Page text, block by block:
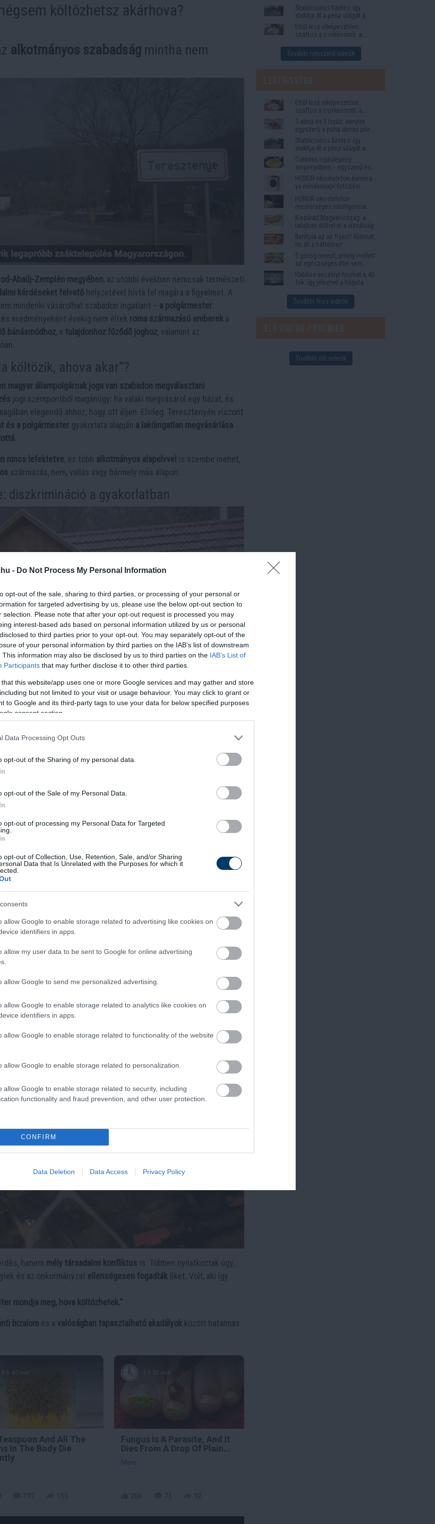
- Do Not Process My Personal Information
opt-out of the sale, sharing to third parties, or processing of your personal or
for targeted advertising by us, please use the below opt-out section to
selection. Please note that after your opt-out request is processed you may
interest-based ads based on personal information utilized by us or personal
to third parties prior to your opt-out. You may separately opt-out of the
of your personal information by third parties on the IAB’s list of downstream
This information may also be disclosed by us to third parties on the IAB’s List of
Participants that may further disclose it to other third parties.
that this website/app uses one or more Google services and may gather and store
but not limited to your visit or usage behaviour. You may click to grant or
to Google and its third-party tags to use your data for below specified purposes
consent section.
Data Processing Opt Outs
opt-out of the Sharing of my personal data.
opt-out of the Sale of my Personal Data.
opt-out of processing my Personal Data for Targeted
opt-out of Collection, Use, Retention, Sale, and/or Sharing
Data that Is Unrelated with the Purposes for which it
allow Google to enable storage related to advertising like cookies on
identifiers in apps.
allow my user data to be sent to Google for online advertising
allow Google to send me personalized advertising.
allow Google to enable storage related to analytics like cookies on
identifiers in apps.
allow Google to enable storage related to functionality of the website
allow Google to enable storage related to personalization.
allow Google to enable storage related to security, including
functionality and fraud prevention, and other user protection.
CONFIRM
Data Deletion Data Access Privacy Policy
költözhetsz akárhova?
alkotmányos szabadság mintha nem
Abaúj-Zemplén megyében, az utóbbi években nemcsak természeti
kérdéseket felvető helyzetével hívta fel magára a figyelmet. A
mindenki vásárolhat szabadon ingatlant – a polgármester
eredményeként évekig nem éltek roma származású emberek a
bánásmódhoz, a tulajdonhoz fűződő joghoz, valamint az
költözik, ahova akar”?
magyar állampolgárnak joga van szabadon megválasztani
jogi szempontból magánügy: ha valaki megvásárol egy házat, és
elegendő ahhoz, hogy ott éljen. Elvileg. Teresztenyén viszont
és a polgármester gyakorlata alapján a lakóingatlan megvásárlása
nincs lefektetve, és több alkotmányos alapelvvel is szembe mehet,
származás, nem, vallás vagy bármely más alapon.
diszkrimináció a gyakorlatban
. Ez több kérdést is felvet:
hogy
ebben a helyzetben?
való jogot
úgy vélik: az, hogy egy önkormányzat vagy egy polgármester
, mársúlyos jogsértéslehet.
a közösség megváltozzon" típusú érvek gyakranburkolt
már léteznek jogorvoslati lehetőségek. Ilyen esetekben az
Alapvető
Hatóság
hanem mély társadalmi konfliktus is. Többen nyilatkoztak úgy,
és az önkormányzat ellenségesen fogadták őket. Volt, aki így
mondja meg, hova költözhetek.”
bizalom és a valóságban tapasztalható akadályok között hatalmas
8 h 45 min
And All The
In The Body Die
1 h 52 min
Fungus Is A Parasite, And It
Dies From A Drop Of Plain...
More
igények
Stabilcoinos fizetés: így
alakítja át a pénz világát a
Visa, a Mastercard és a
Western Union
Ettől lesz elképesztően
szaftos a csirkecomb: a
További népszerű videók
Ettől lesz elképesztően
szaftos a csirkecomb: a
sörös pác a titok
3 alma és 3 tojás: ennyire
egyszerű a puha almás pite
titka
Stabilcoinos fizetés: így
alakítja át a pénz világát a
Visa, a Mastercard és a
Western Union
Cukkinis tojáslepény
serpenyőben – egyszerű és
laktató vacsora
HONOR okostelefon-kamera
vs mindennapi fotózási
igények
HONOR okostelefon
mesterséges intelligencia
funkciók, amelyek
megkönnyítik az életet
Kiszárad Magyarország: a
talajban dőlhet el a vízválság
Betiltják az air fryert? Kiderült,
mi áll a háttérben
5 görög recept, amely mellett
az egészséges étel sem
tűnik lemondásnak
Halálos veszélyt hozhat a 40
fok: így jelezhet a hőguta
További friss videók
További élő videók